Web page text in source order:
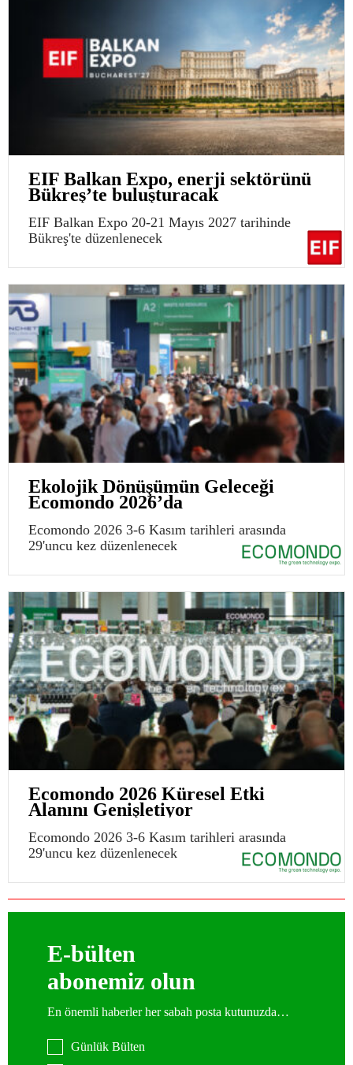
EIF Balkan Expo, enerji sektörünü
Bükreş’te buluşturacak
EIF Balkan Expo 20-21 Mayıs 2027 tarihinde
Bükreş'te düzenlenecek
Ekolojik Dönüşümün Geleceği
Ecomondo 2026’da
Ecomondo 2026 3-6 Kasım tarihleri arasında
29'uncu kez düzenlenecek
Ecomondo 2026 Küresel Etki
Alanını Genişletiyor
Ecomondo 2026 3-6 Kasım tarihleri arasında
29'uncu kez düzenlenecek
E-bülten
abonemiz olun
En önemli haberler her sabah posta kutunuzda…
Günlük Bülten